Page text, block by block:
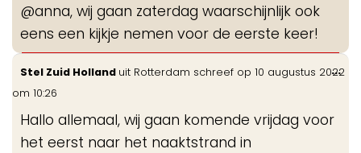
@anna, wij gaan zaterdag waarschijnlijk ook
eens een kijkje nemen voor de eerste keer!
Stel Zuid Holland uit Rotterdam schreef op 10 augustus 2022
om 10:26
Hallo allemaal, wij gaan komende vrijdag voor
het eerst naar het naaktstrand in
...